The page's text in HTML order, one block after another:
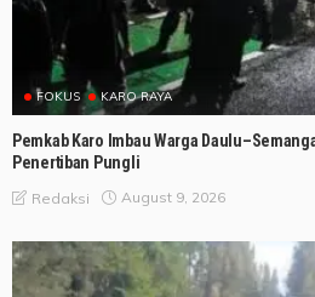
FOKUS KARO RAYA
Pemkab Karo Imbau Warga
Penertiban Pungli
Redaksi August 9, 2026